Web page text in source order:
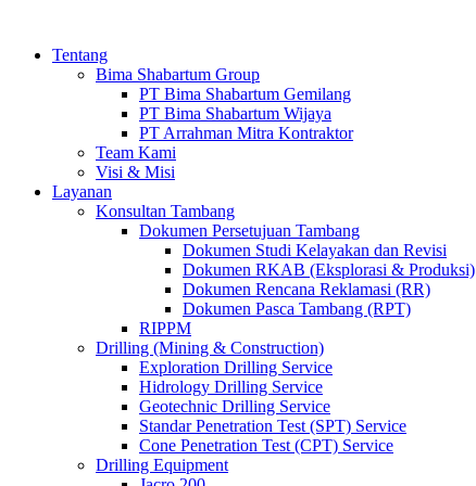
Tentang
Bima Shabartum Group
PT Bima Shabartum Gemilang
PT Bima Shabartum Wijaya
PT Arrahman Mitra Kontraktor
Team Kami
Visi & Misi
Layanan
Konsultan Tambang
Dokumen Persetujuan Tambang
Dokumen Studi Kelayakan dan Revisi
Dokumen RKAB (Eksplorasi & Produksi)
Dokumen Rencana Reklamasi (RR)
Dokumen Pasca Tambang (RPT)
RIPPM
Drilling (Mining & Construction)
Exploration Drilling Service
Hidrology Drilling Service
Geotechnic Drilling Service
Standar Penetration Test (SPT) Service
Cone Penetration Test (CPT) Service
Drilling Equipment